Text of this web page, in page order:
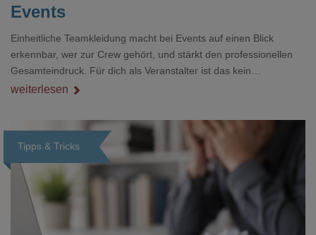
Events
Einheitliche Teamkleidung macht bei Events auf einen Blick
erkennbar, wer zur Crew gehört, und stärkt den professionellen
Gesamteindruck. Für dich als Veranstalter ist das kein
Nebenthema: Bei Textilien mit Stickerei oder mehreren
weiterlesen
Tipps & Tricks
Loading...